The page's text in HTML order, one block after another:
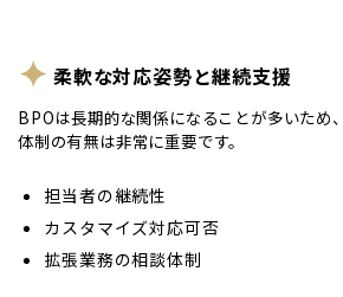
柔軟な対応姿勢と継続支援
BPOは長期的な関係になることが多いため
体制の有無は非常に重要です。
担当者の継続性
カスタマイズ対応可否
拡張業務の相談体制